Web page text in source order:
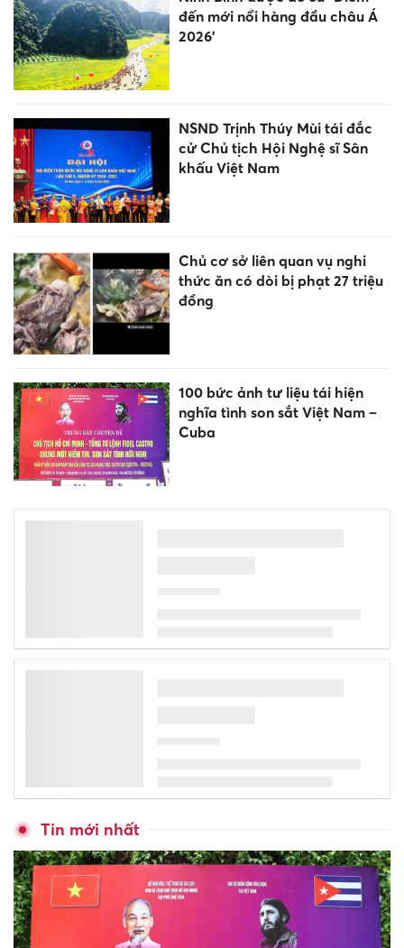
đến mới nổi hàng đầu châu Á
2026’
NSND Trịnh Thúy Mùi tái đắc
cử Chủ tịch Hội Nghệ sĩ Sân
khấu Việt Nam
Chủ cơ sở liên quan vụ nghi
thức ăn có dòi bị phạt 27 triệu
đồng
100 bức ảnh tư liệu tái hiện
nghĩa tình son sắt Việt Nam –
Cuba
Tin mới nhất